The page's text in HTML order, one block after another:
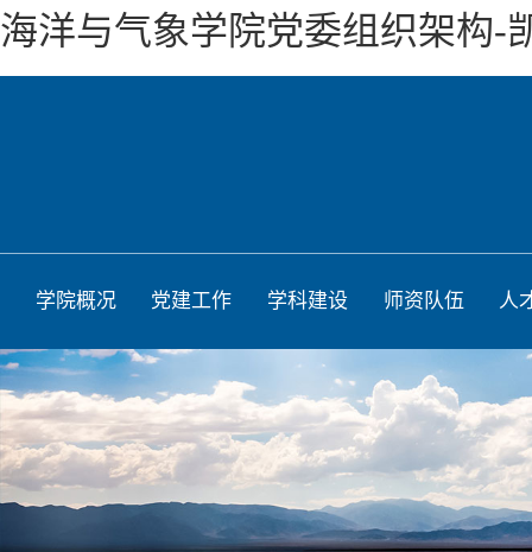
海洋与气象学院党委组织架构-
学院概况 党建工作 学科建设 师资队伍 人